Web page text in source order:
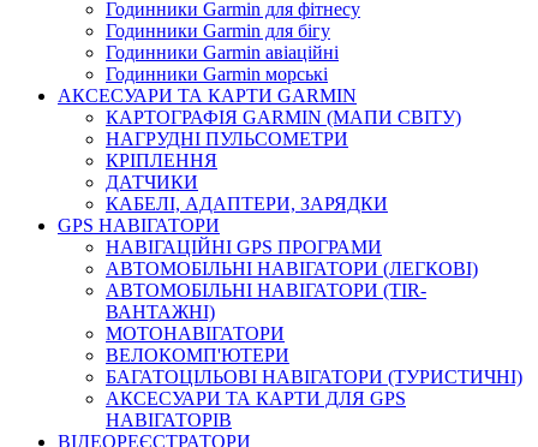
Годинники Garmin для фітнесу
Годинники Garmin для бігу
Годинники Garmin авіаційні
Годинники Garmin морські
АКСЕСУАРИ ТА КАРТИ GARMIN
КАРТОГРАФІЯ GARMIN (МАПИ СВІТУ)
НАГРУДНІ ПУЛЬСОМЕТРИ
КРІПЛЕННЯ
ДАТЧИКИ
КАБЕЛІ, АДАПТЕРИ, ЗАРЯДКИ
GPS НАВІГАТОРИ
НАВІГАЦІЙНІ GPS ПРОГРАМИ
АВТОМОБІЛЬНІ НАВІГАТОРИ (ЛЕГКОВІ)
АВТОМОБІЛЬНІ НАВІГАТОРИ (TIR-
ВАНТАЖНІ)
МОТОНАВІГАТОРИ
ВЕЛОКОМП'ЮТЕРИ
БАГАТОЦІЛЬОВІ НАВІГАТОРИ (ТУРИСТИЧНІ)
АКСЕСУАРИ ТА КАРТИ ДЛЯ GPS
НАВІГАТОРІВ
ВІДЕОРЕЄСТРАТОРИ